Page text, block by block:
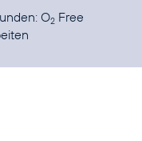
O2 Free